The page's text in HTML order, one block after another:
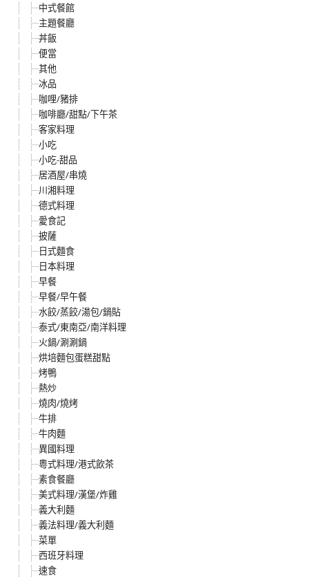
中式餐館
主題餐廳
丼飯
便當
其他
冰品
咖哩/豬排
咖啡廳/甜點/下午茶
客家料理
小吃
小吃-甜品
居酒屋/串燒
川湘料理
德式料理
愛食記
披薩
日式麵食
日本料理
早餐
早餐/早午餐
水餃/蒸餃/湯包/鍋貼
泰式/東南亞/南洋料理
火鍋/涮涮鍋
烘培麵包蛋糕甜點
烤鴨
熱炒
燒肉/燒烤
牛排
牛肉麵
異國料理
粵式料理/港式飲茶
素食餐廳
美式料理/漢堡/炸雞
義大利麵
義法料理/義大利麵
菜單
西班牙料理
速食